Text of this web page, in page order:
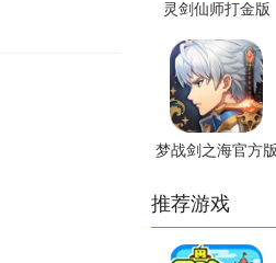
灵剑仙师打金版
梦战剑之海官方版
推荐游戏